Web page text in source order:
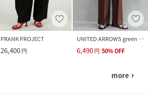
PRANK PROJECT
26,400円
UNITED ARROWS green label relaxing
6,490円 50%OFF
more navigate_next